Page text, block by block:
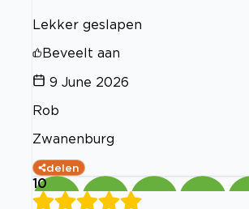
Lekker geslapen
Beveelt aan
9 June 2026
Rob
Zwanenburg
delen
10